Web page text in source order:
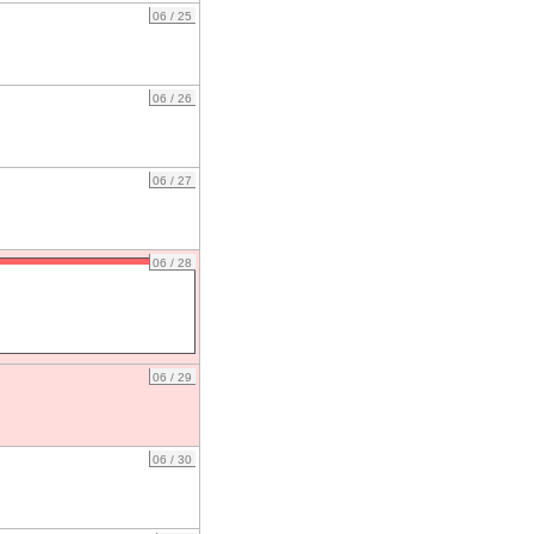
06 / 25
06 / 26
06 / 27
06 / 28
06 / 29
06 / 30